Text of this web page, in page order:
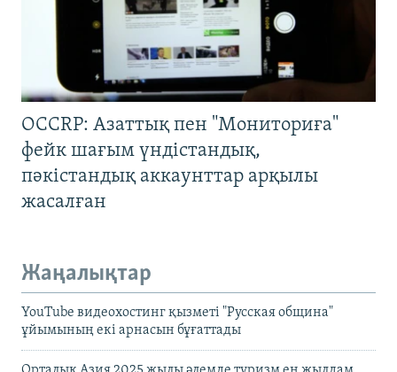
OCCRP: Азаттық пен "Мониториға"
фейк шағым үндістандық,
пәкістандық аккаунттар арқылы
жасалған
Жаңалықтар
YouTube видеохостинг қызметі "Русская община"
ұйымының екі арнасын бұғаттады